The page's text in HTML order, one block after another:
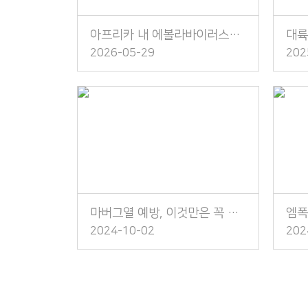
아프리카 내 에볼라바이러스병 발생 주의!
2026-05-29
마버그열 예방, 이것만은 꼭 지켜주세요!
2024-10-02